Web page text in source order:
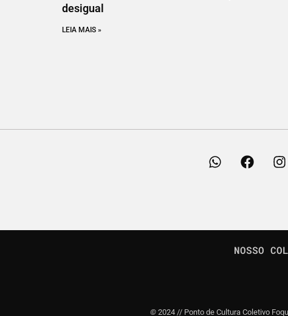
desigual
LEIA MAIS »
NOSSO
© 2024 // Ponto de Cultura Coletivo